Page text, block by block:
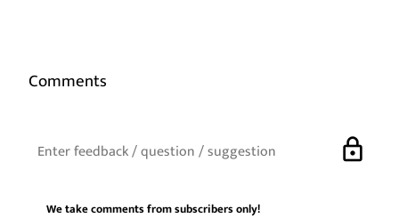
Comments
lock
We take comments from subscribers only!